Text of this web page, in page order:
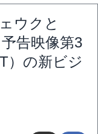
ウクと
告映像第3
）の新ビジ